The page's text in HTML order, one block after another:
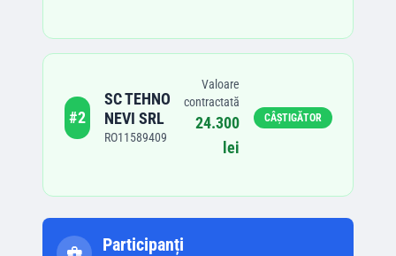
#2
SC TEHNO
NEVI SRL
RO11589409
Valoare
contractată
24.300
lei
CÂȘTIGĂTOR
Participanți